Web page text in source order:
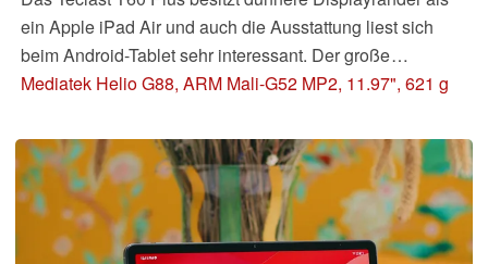
ein Apple iPad Air und auch die Ausstattung liest sich
beim Android-Tablet sehr interessant. Der große
Bildschirm wird mit Stereo-Sound, einer
sogar einem Klinkenanschluss kombiniert.
Mediatek Helio G88, ARM Mali-G52 MP2, 11.97", 621 g